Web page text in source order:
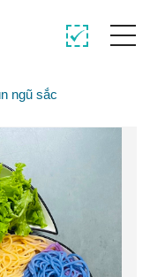
ngũ sắc